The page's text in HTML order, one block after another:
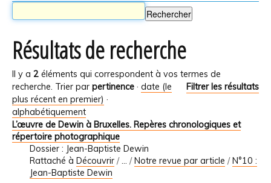
Résultats de recherche
Il y a 2 éléments qui correspondent à vos termes de
recherche.
Filtrer les résultats
Trier par pertinence · date (le
plus récent en premier) ·
alphabétiquement
L’œuvre de Dewin à Bruxelles. Repères chronologiques et
répertoire photographique
Dossier : Jean-Baptiste Dewin
Rattaché à Découvrir /… /Notre revue par article /N°10 :
Jean-Baptiste Dewin